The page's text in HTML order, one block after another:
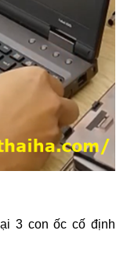
3 con ốc cố định